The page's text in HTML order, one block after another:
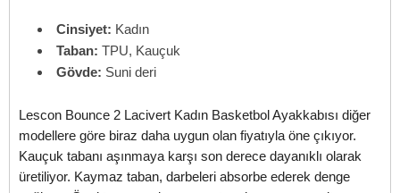
Cinsiyet: Kadın
Taban: TPU, Kauçuk
Gövde: Suni deri
Lescon Bounce 2 Lacivert Kadın Basketbol Ayakkabısı diğer
modellere göre biraz daha uygun olan fiyatıyla öne çıkıyor.
Kauçuk tabanı aşınmaya karşı son derece dayanıklı olarak
üretiliyor. Kaymaz taban, darbeleri absorbe ederek denge